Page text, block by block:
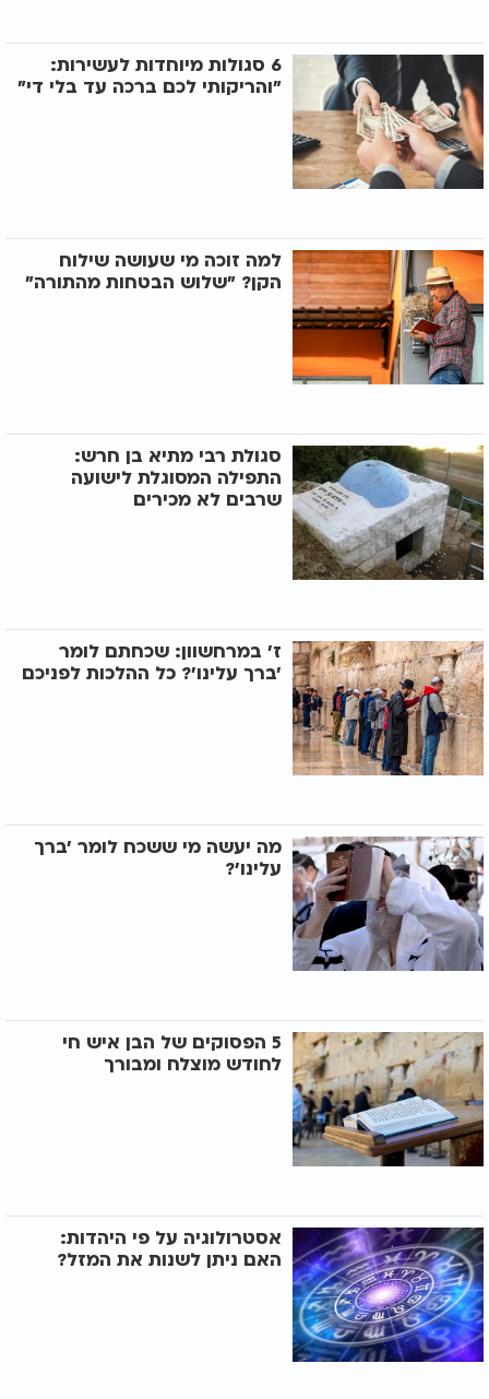
6 סגולות מיוחדות לעשירות:
"והריקותי לכם ברכה עד בלי די"
למה זוכה מי שעושה שילוח
הקן? "שלוש הבטחות מהתורה"
סגולת רבי מתיא בן חרש:
התפילה המסוגלת לישועה
שרבים לא מכירים
ז' במרחשוון: שכחתם לומר
'ברך עלינו'? כל ההלכות לפניכם
מה יעשה מי ששכח לומר ’ברך
עלינו’?
5 הפסוקים של הבן איש חי
לחודש מוצלח ומבורך
אסטרולוגיה על פי היהדות:
האם ניתן לשנות את המזל?